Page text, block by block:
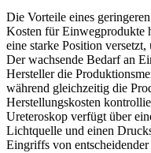
Die Vorteile eines
Kosten für Einwegprodukte
eine starke Position
Der wachsende Bedarf an
Hersteller die
während gleichzeitig die
Herstellungskosten
Ureteroskop verfügt über
Lichtquelle und einen
Eingriffs von